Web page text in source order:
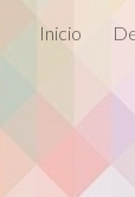
Skip to
Inicio